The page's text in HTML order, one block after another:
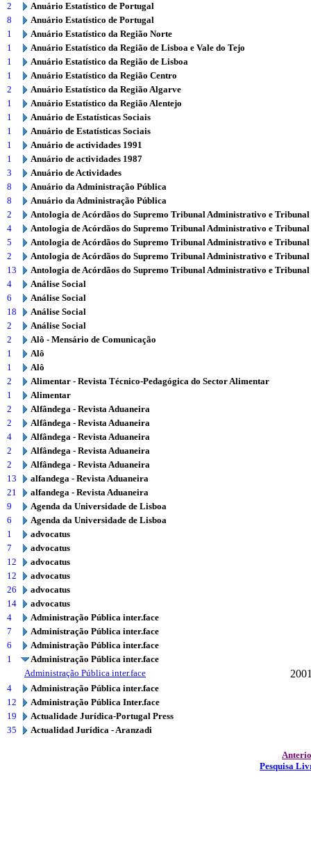
2
Anuário Estatístico de Portugal
8
Anuário Estatístico de Portugal
1
Anuário Estatístico da Região Norte
1
Anuário Estatístico da Região de Lisboa e Vale do Tejo
1
Anuário Estatístico da Região de Lisboa
1
Anuário Estatístico da Região Centro
2
Anuário Estatístico da Região Algarve
1
Anuário Estatístico da Região Alentejo
1
Anuário de Estatísticas Sociais
1
Anuário de Estatísticas Sociais
1
Anuário de actividades 1991
1
Anuário de actividades 1987
3
Anuário de Actividades
8
Anuário da Administração Pública
8
Anuário da Administração Pública
2
Antologia de Acórdãos do Supremo Tribunal Administrativo e
4
Antologia de Acórdãos do Supremo Tribunal Administrativo e
5
Antologia de Acórdãos do Supremo Tribunal Administrativo e
2
Antologia de Acórdãos do Supremo Tribunal Administrativo e
13
Antologia de Acórdãos do Supremo Tribunal Administrativo e
4
Análise Social
6
Análise Social
18
Análise Social
2
Análise Social
2
Alô - Mensário de Comunicação
1
Alô
1
Alô
2
Alimentar - Revista Técnico-Pedagógica do Sector Alimentar
1
Alimentar
2
Alfândega - Revista Aduaneira
2
Alfândega - Revista Aduaneira
4
Alfândega - Revista Aduaneira
2
Alfândega - Revista Aduaneira
2
Alfândega - Revista Aduaneira
13
alfandega - Revista Aduaneira
21
alfandega - Revista Aduaneira
9
Agenda da Universidade de Lisboa
6
Agenda da Universidade de Lisboa
1
advocatus
7
advocatus
12
advocatus
12
advocatus
26
advocatus
14
advocatus
4
Administração Pública inter.face
7
Administração Pública inter.face
6
Administração Pública inter.face
1
Administração Pública inter.face
Administração Pública inter.face
4
Administração Pública inter.face
12
Administração Pública Inter.face
19
Actualidade Jurídica-Portugal Press
35
Actualidad Jurídica - Aranzadi
Pesquisa